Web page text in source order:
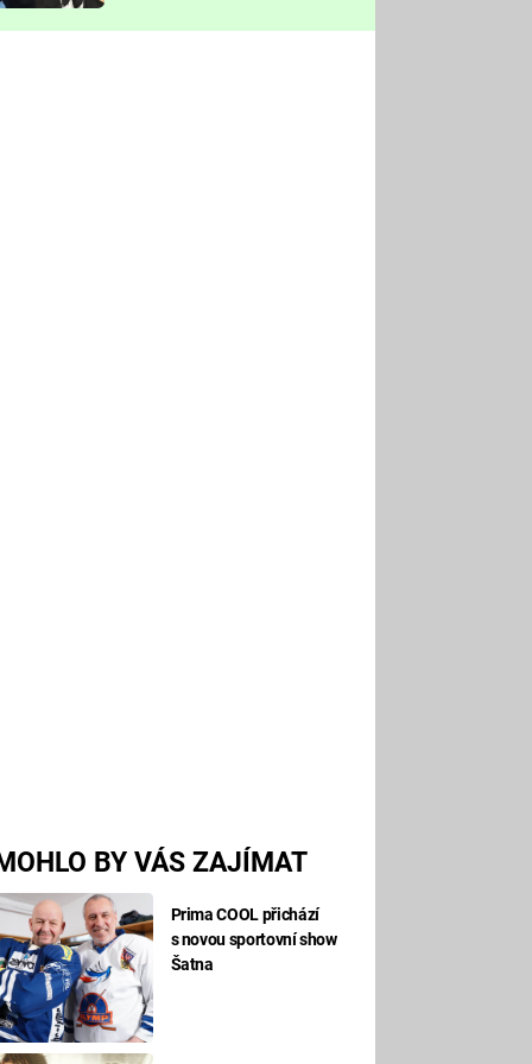
BY VÁS ZAJÍMAT
Prima COOL přichází
s novou sportovní show
Šatna